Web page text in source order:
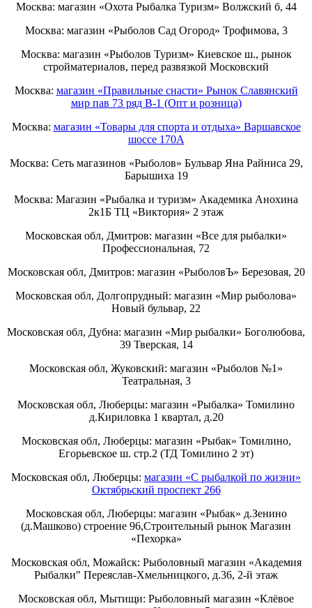
Москва: магазин «Охота Рыбалка Туризм» Волжский б, 44
Москва: магазин «Рыболов Сад Огород» Трофимова, 3
Москва: магазин «Рыболов Туризм» Киевское ш., рынок
стройматериалов, перед развязкой Московский
Москва: магазин «Правильные снасти» Рынок Славянский
мир пав 73 ряд B-1 (Опт и розница)
Москва: магазин «Товары для спорта и отдыха» Варшавское
шоссе 170А
Москва: Сеть магазинов «Рыболов» Бульвар Яна Райниса 29,
Барышиха 19
Москва: Магазин «Рыбалка и туризм» Академика Анохина
2к1Б ТЦ «Виктория» 2 этаж
Московская обл, Дмитров: магазин «Все для рыбалки»
Профессиональная, 72
Московская обл, Дмитров: магазин «РыболовЪ» Березовая, 20
Московская обл, Долгопрудный: магазин «Мир рыболова»
Новый бульвар, 22
Московская обл, Дубна: магазин «Мир рыбалки» Боголюбова,
39 Тверская, 14
Московская обл, Жуковский: магазин «Рыболов №1»
Театральная, 3
Московская обл, Люберцы: магазин «Рыбалка» Томилино
д.Кириловка 1 квартал, д.20
Московская обл, Люберцы: магазин «Рыбак» Томилино,
Егорьевское ш. стр.2 (ТД Томилино 2 эт)
Московская обл, Люберцы: магазин «С рыбалкой по жизни»
Октябрьский проспект 266
Московская обл, Люберцы: магазин «Рыбак» д.Зенино
(д.Машково) строение 96,Строительный рынок Магазин
«Пехорка»
Московская обл, Можайск: Рыболовный магазин «Академия
Рыбалки" Переяслав-Хмельницкого, д.36, 2-й этаж
Московская обл, Мытищи: Рыболовный магазин «Клёвое